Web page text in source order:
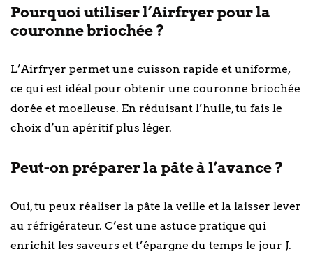
Pourquoi utiliser l’Airfryer pour la
couronne briochée ?
L’Airfryer permet une cuisson rapide et uniforme,
ce qui est idéal pour obtenir une couronne briochée
dorée et moelleuse. En réduisant l’huile, tu fais le
choix d’un apéritif plus léger.
Peut-on préparer la pâte à l’avance ?
Oui, tu peux réaliser la pâte la veille et la laisser lever
au réfrigérateur. C’est une astuce pratique qui
enrichit les saveurs et t’épargne du temps le jour J.